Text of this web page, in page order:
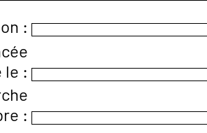
4 CODT
:
le :
: